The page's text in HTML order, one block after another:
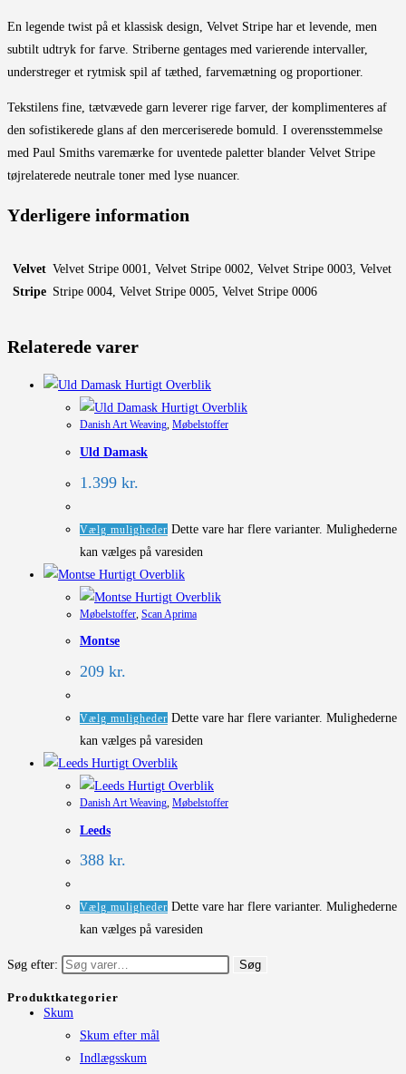
En legende twist på et klassisk design, Velvet Stripe har et levende, men
subtilt udtryk for farve. Striberne gentages med varierende intervaller,
understreger et rytmisk spil af tæthed, farvemætning og proportioner.
Tekstilens fine, tætvævede garn leverer rige farver, der komplimenteres af
den sofistikerede glans af den merceriserede bomuld. I overensstemmelse
med Paul Smiths varemærke for uventede paletter blander Velvet Stripe
tøjrelaterede neutrale toner med lyse nuancer.
Yderligere information
Velvet
Stripe
Velvet Stripe 0001, Velvet Stripe 0002, Velvet Stripe 0003, Velvet
Stripe 0004, Velvet Stripe 0005, Velvet Stripe 0006
Relaterede varer
Hurtigt Overblik
Hurtigt Overblik
Danish Art Weaving, Møbelstoffer
Uld Damask
1.399 kr.
Vælg muligheder Dette vare har flere varianter. Mulighederne
kan vælges på varesiden
Hurtigt Overblik
Hurtigt Overblik
Møbelstoffer Scan Aprima
Montse
209 kr.
Vælg muligheder Dette vare har flere varianter. Mulighederne
kan vælges på varesiden
Hurtigt Overblik
Hurtigt Overblik
Danish Art Weaving, Møbelstoffer
Leeds
388 kr.
Vælg muligheder Dette vare har flere varianter. Mulighederne
kan vælges på varesiden
Søg efter: Søg
Produktkategorier
Skum
Skum efter mål
Indlægsskum